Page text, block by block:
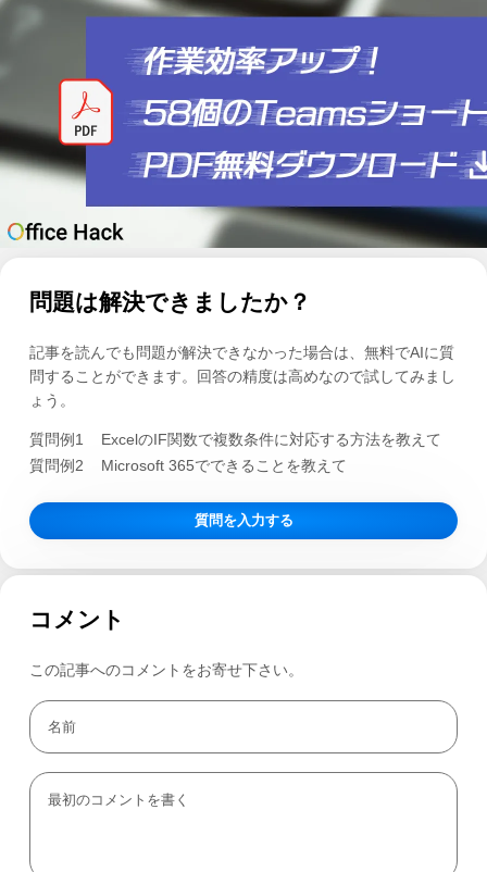
問題は解決できましたか？
記事を読んでも問題が解決できなかった場合は、無料でAIに質
問することができます。回答の精度は高めなので試してみまし
ょう。
質問例1
ExcelのIF関数で複数条件に対応する方法を教えて
質問例2
Microsoft 365でできることを教えて
質問を入力する
コメント
この記事へのコメントをお寄せ下さい。